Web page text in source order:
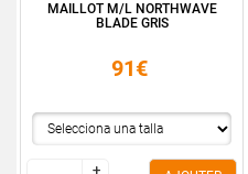
MAILLOT M/L NORTHWAVE
BLADE GRIS
91€
+
+